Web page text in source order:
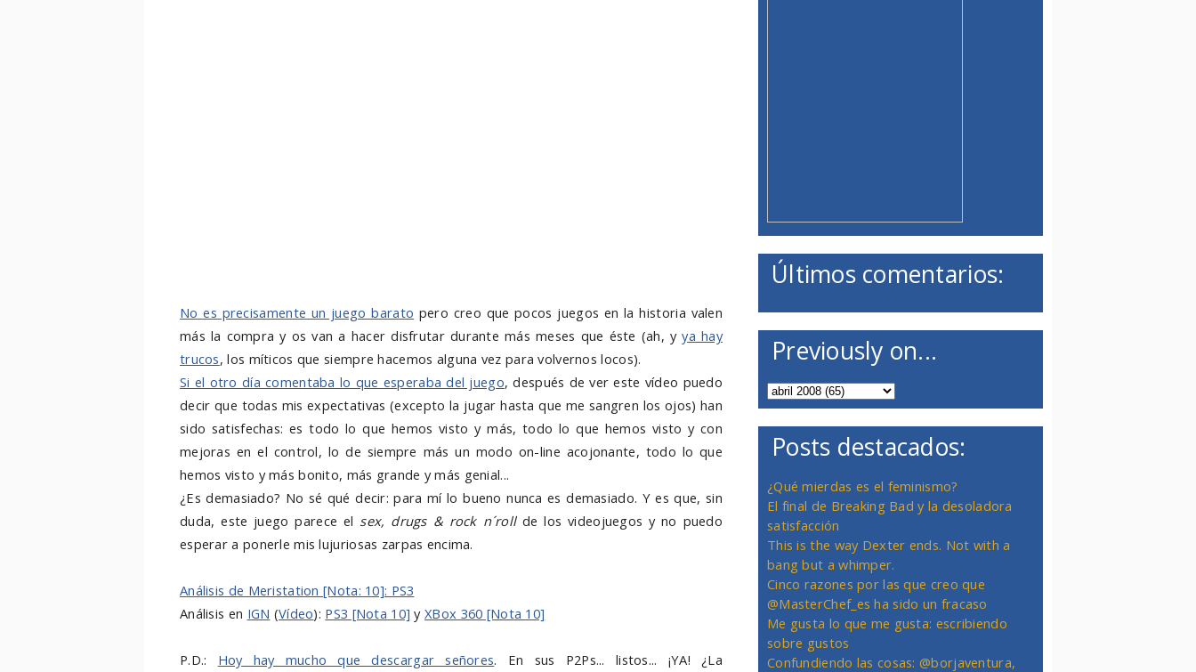
No es precisamente un juego barato pero creo que pocos juegos en la historia valen
más la compra y os van a hacer disfrutar durante más meses que éste (ah, yya hay
trucos, los míticos que siempre hacemos alguna vez para volvernos locos).
Si el otro día comentaba lo que esperaba del juego, después de ver este vídeo puedo
decir que todas mis expectativas (excepto la jugar hasta que me sangren los ojos) han
sido satisfechas: es todo lo que hemos visto y más, todo lo que hemos visto y con
mejoras en el control, lo de siempre más un modo on-line acojonante, todo lo que
hemos visto y más bonito, más grande y más genial...
¿Es demasiado? No sé qué decir: para mí lo bueno nunca es demasiado. Y es que, sin
duda, este juego parece el sex, drugs & rock n´rollde los videojuegos y no puedo
esperar a ponerle mis lujuriosas zarpas encima.
Análisis de Meristation [Nota: 10]: PS3
Análisis en IGN (Vídeo): PS3 [Nota 10] yXBox 360 [Nota 10]
P.D.: Hoy hay mucho que descargar señores. En sus P2Ps... listos... ¡YA! ¿La
Últimos comentarios:
Previously on...
Posts destacados:
¿Qué mierdas es el feminismo?
El final de Breaking Bad y la desoladora
satisfacción
This is the way Dexter ends. Not with a
bang but a whimper.
Cinco razones por las que creo que
@MasterChef_es ha sido un fracaso
Me gusta lo que me gusta: escribiendo
sobre gustos
Confundiendo las cosas: @borjaventura,